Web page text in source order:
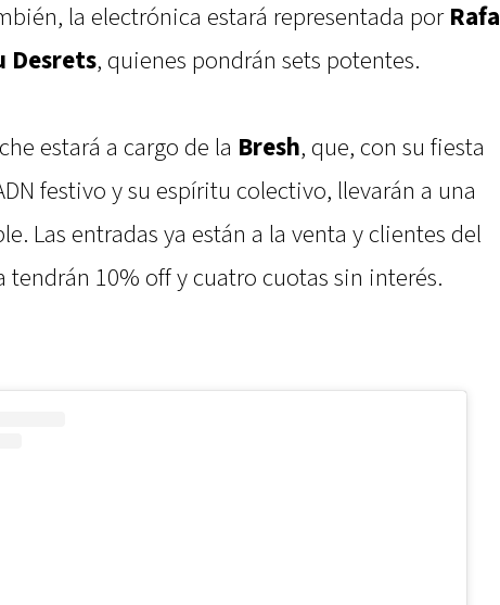
la electrónica estará representada por Rafa
Desrets, quienes pondrán sets potentes.
estará a cargo de la Bresh, que, con su fiesta
festivo y su espíritu colectivo, llevarán a una
Las entradas ya están a la venta y clientes del
tendrán 10% off y cuatro cuotas sin interés.